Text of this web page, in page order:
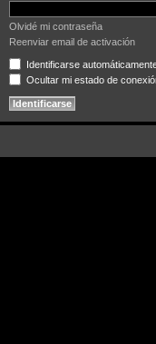
Olvidé mi contraseña
Reenviar email de activación
Identificarse
Ocultar mi estado de